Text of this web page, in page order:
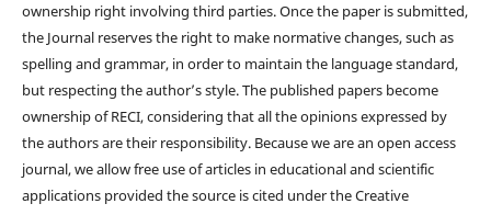
ownership right involving third parties. Once the paper is submitted,
the Journal reserves the right to make normative changes, such as
spelling and grammar, in order to maintain the language standard,
but respecting the author’s style. The published papers become
ownership of RECI, considering that all the opinions expressed by
the authors are their responsibility. Because we are an open access
journal, we allow free use of articles in educational and scientific
applications provided the source is cited under the Creative